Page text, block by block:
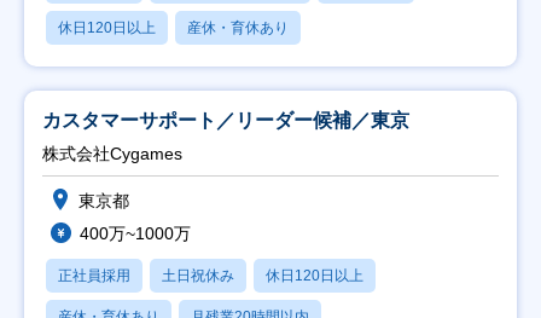
休日120日以上 産休・育休あり
カスタマーサポート／リーダー候補／東京
株式会社Cygames
東京都
400万~1000万
正社員採用 土日祝休み 休日120日以上